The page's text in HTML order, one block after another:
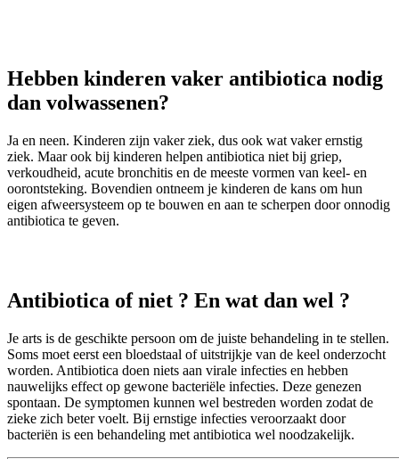
Hebben kinderen vaker antibiotica nodig
dan volwassenen?
Ja en neen. Kinderen zijn vaker ziek, dus ook wat vaker ernstig
ziek. Maar ook bij kinderen helpen antibiotica niet bij griep,
verkoudheid, acute bronchitis en de meeste vormen van keel- en
oorontsteking. Bovendien ontneem je kinderen de kans om hun
eigen afweersysteem op te bouwen en aan te scherpen door onnodig
antibiotica te geven.
Antibiotica of niet ? En wat dan wel ?
Je arts is de geschikte persoon om de juiste behandeling in te stellen.
Soms moet eerst een bloedstaal of uitstrijkje van de keel onderzocht
worden. Antibiotica doen niets aan virale infecties en hebben
nauwelijks effect op gewone bacteriële infecties. Deze genezen
spontaan. De symptomen kunnen wel bestreden worden zodat de
zieke zich beter voelt. Bij ernstige infecties veroorzaakt door
bacteriën is een behandeling met antibiotica wel noodzakelijk.